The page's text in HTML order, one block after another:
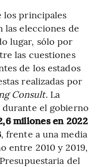
los principales
las elecciones de
lugar, sólo por
las cuestiones
de los estados
realizadas por
Consult. La
el gobierno
millones en 2022
, frente a una media
entre 2010 y 2019,
del